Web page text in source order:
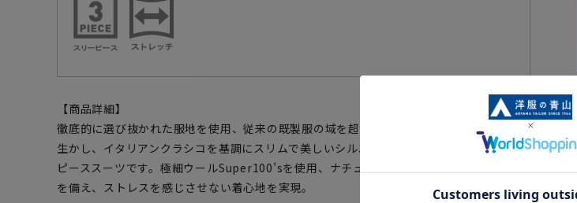
【商品詳細】
徹底的に選び抜かれた服地を使用、従来の既製服の域を超えたハンドメイドの縫製技術を
生かし、イタリアンクラシコを基調にスリムで美しいシルエットを追求した最高級スリー
ピーススーツです。極細ウールSuper100’sを使用、ナチュラルな伸縮性と滑らかな肌触り
を備え、ストレスを感じさせない着心地を実現。